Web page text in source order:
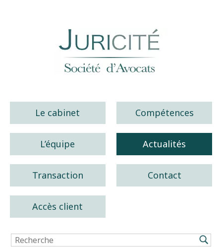
Juricité société d'avocats
Le cabinet Compétences
L’équipe Actualités
Transaction Contact
Accès client